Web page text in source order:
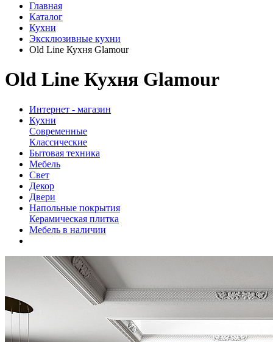
Главная
Каталог
Кухни
Эксклюзивные кухни
Old Line Кухня Glamour
Old Line Кухня Glamour
Интернет - магазин
Кухни
Современные
Классические
Бытовая техника
Мебель
Свет
Декор
Двери
Напольные покрытия
Керамическая плитка
Мебель в наличии